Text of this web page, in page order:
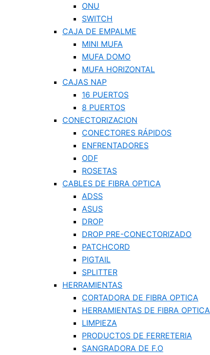
ONU
SWITCH
CAJA DE EMPALME
MINI MUFA
MUFA DOMO
MUFA HORIZONTAL
CAJAS NAP
16 PUERTOS
8 PUERTOS
CONECTORIZACION
CONECTORES RÁPIDOS
ENFRENTADORES
ODF
ROSETAS
CABLES DE FIBRA OPTICA
ADSS
ASUS
DROP
DROP PRE-CONECTORIZADO
PATCHCORD
PIGTAIL
SPLITTER
HERRAMIENTAS
CORTADORA DE FIBRA OPTICA
HERRAMIENTAS DE FIBRA OPTICA
LIMPIEZA
PRODUCTOS DE FERRETERIA
SANGRADORA DE F.O